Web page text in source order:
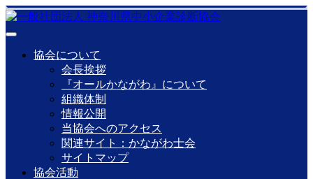
協会について
会長挨拶
『オールかながわ』について
組織体制
情報公開
当協会へのアクセス
関連サイト：かながわ士会
サイトマップ
協会活動